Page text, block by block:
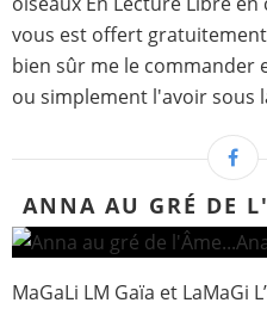
vous est offert
bien sûr me le
ou simplement l'avoir sous
ANNA AU GRÉ DE
MaGaLi LM Gaïa et LaMaGi